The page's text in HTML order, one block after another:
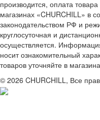
производится, оплата
магазинах «CHURCHILL» в
законодательством РФ и
круглосуточная и
осуществляется.
носит ознакомительный
товаров уточняйте в
© 2026 CHURCHILL, Все